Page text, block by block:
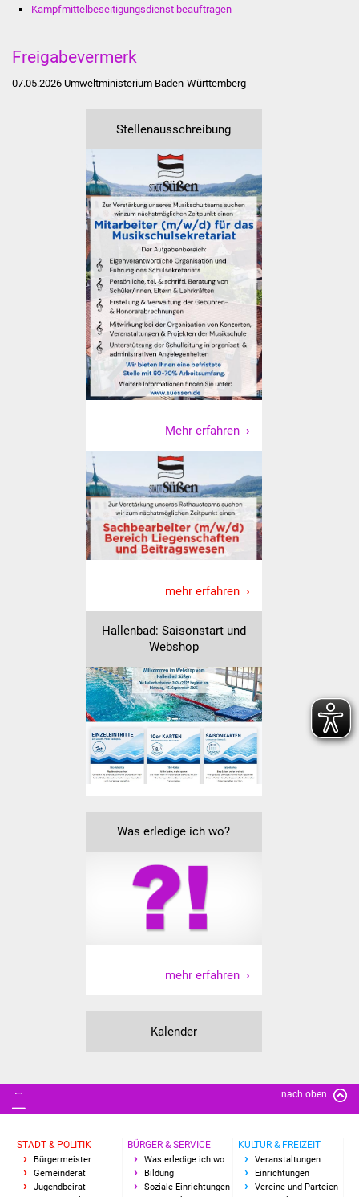
Familienzentrum
Suenergie
NETZMonitor
Gesundheit und Notfall
Ärzte und Apotheken
Pflege von Angehörigen
Hitzewarnung / UV-
Index
ÖPNV
Bürgerbus (MOBS)
Veranstaltungen
Stadtfest
Ostermarkt
Einrichtungen
Hallenbad
Stadtbücherei
Stadtarchiv
Zehntscheuer
Bürgerhaus
Selbsteintrag Vereine
Beirat Süßener Vereine
Sportanlagen
Lebenslagen
Kampfmittelbeseitigungsdienst beauftragen
Freigabevermerk
07.05.2026 Umweltministerium Baden-Württemberg
Stellenausschreibung
Mehr erfahren
mehr erfahren
Hallenbad: Saisonstart und
Webshop
Was erledige ich wo?
mehr erfahren
Kalender
nach oben
STADT & POLITIK
Bürgermeister
Gemeinderat
Jugendbeirat
BÜRGER & SERVICE
Was erledige ich wo
Bildung
Soziale Einrichtungen
KULTUR & FREIZEIT
Veranstaltungen
Einrichtungen
Vereine und Parteien